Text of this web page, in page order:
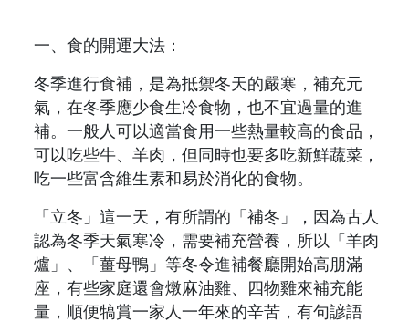
一、食的開運大法：
冬季進行食補，是為抵禦冬天的嚴寒，補充元
氣，在冬季應少食生冷食物，也不宜過量的進
補。一般人可以適當食用一些熱量較高的食品，
可以吃些牛、羊肉，但同時也要多吃新鮮蔬菜，
吃一些富含維生素和易於消化的食物。
「立冬」這一天，有所謂的「補冬」，因為古人
認為冬季天氣寒冷，需要補充營養，所以「羊肉
爐」、「薑母鴨」等冬令進補餐廳開始高朋滿
座，有些家庭還會燉麻油雞、四物雞來補充能
量，順便犒賞一家人一年來的辛苦，有句諺語